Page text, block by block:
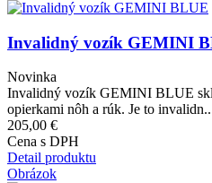
Invalidný vozík GEMINI
Novinka
Invalidný vozík GEMINI BLUE
opierkami nôh a rúk. Je to
205,00 €
Cena s DPH
Detail produktu
Obrázok